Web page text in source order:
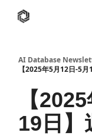
AI Database
【2025年5月12日-5
【
19日】